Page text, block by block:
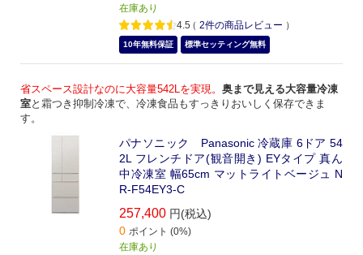
在庫あり
4.5（ 2件の商品レビュー ）
10年無料保証 標準セッティング無料
省スペース設計なのに大容量542Lを実現。 奥まで見える大容量冷凍
室と霜つき抑制冷凍で、冷凍食品もすっきりおいしく保存できま
す。
パナソニック Panasonic 冷蔵庫 6ドア 54
2L フレンチドア(観音開き) EYタイプ 真ん
中冷凍室 幅65cm マットライトベージュ N
R-F54EY3-C
257,400 円(税込)
0 ポイント (0%)
在庫あり